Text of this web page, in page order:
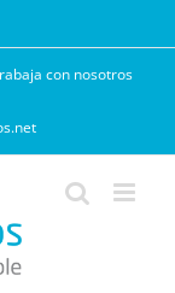
con nosotros